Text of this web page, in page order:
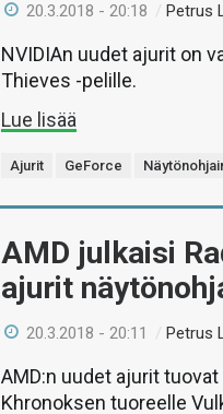
20.3.2018 - 20:18 /Petrus
NVIDIAn uudet ajurit on
Thieves -pelille.
Lue lisää
Ajurit GeForce
AMD julkaisi
ajurit
20.3.2018 - 20:11 /Petrus
AMD:n uudet ajurit
Khronoksen tuoreelle